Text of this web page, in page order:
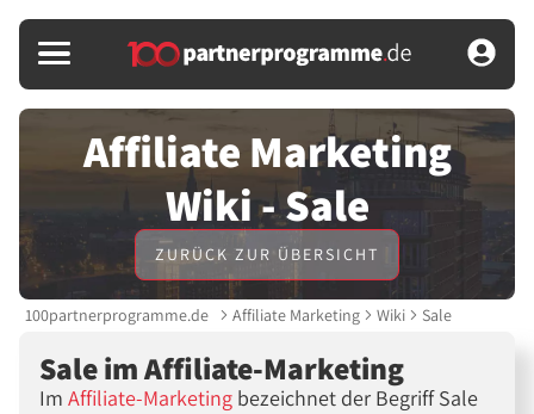
Affiliate Marketing
Wiki - Sale
ZURÜCK ZUR ÜBERSICHT
100partnerprogramme.de Affiliate Marketing Wiki Sale
Sale im Affiliate-Marketing
ImAffiliate-Marketing bezeichnet der Begriff Sale